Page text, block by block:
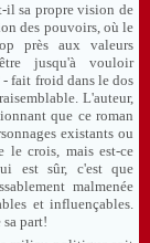
il sa propre vision de
des pouvoirs, où le
près aux valeurs
jusqu'à vouloir
- fait froid dans le dos
L'auteur,
que ce roman
existants ou
le crois, mais est-ce
est sûr, c'est que
malmenée
et influençables.
part!